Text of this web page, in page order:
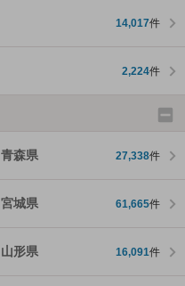
14,017件
2,224件
青森県 27,338件
宮城県 61,665件
山形県 16,091件